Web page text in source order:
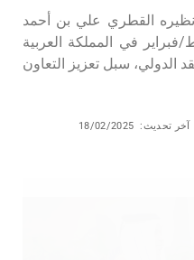
نظيره القطري علي بن أحمد
في يوم الاحد 16 شباط/فبراير في المملكة العربية
الدولي، سبل تعزيز التعاون
آخر تحديث: 18/02/2025